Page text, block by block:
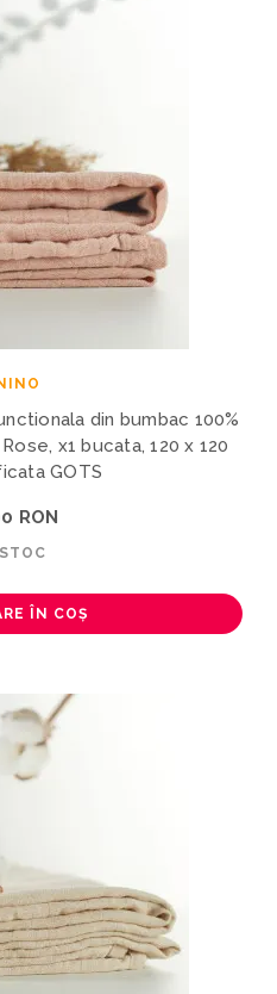
din bumbac 100%
x1 bucata, 120 x 120
GOTS
RON
STOC
ÎN COȘ